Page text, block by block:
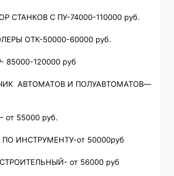
СТАНКОВ С ПУ-74000-110000 руб.
ОТК-50000-60000 руб.
85000-120000 руб
АВТОМАТОВ И ПОЛУАВТОМАТОВ—
от 55000 руб.
ПО ИНСТРУМЕНТУ-от 50000руб
от 56000 руб